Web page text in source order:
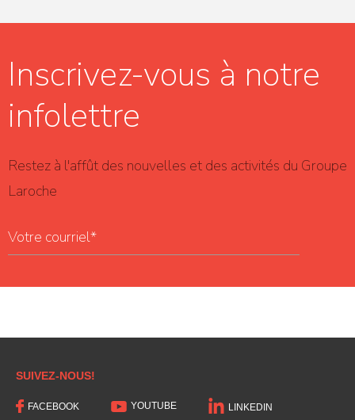
Inscrivez-vous à notre
infolettre
Restez à l'affût des nouvelles et des activités du Groupe
Laroche
SUIVEZ-NOUS!
FACEBOOK YOUTUBE LINKEDIN